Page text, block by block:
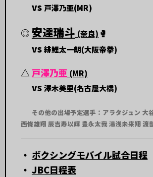
vs 戸澤乃亜(MR)
◎ 安達瑞斗 (奈良) 🥊
vs 緋鯉太一朗(大阪帝拳)
△戸澤乃亜 (MR)
vs 澤木美里(名古屋大橋)
その他の出場予定選手：アラタジュン 大
西條雄翔 辰吉寿以輝 豊永太我 湯浅未来翔 渡
・ ボクシングモバイル試合日程
・ JBC日程表